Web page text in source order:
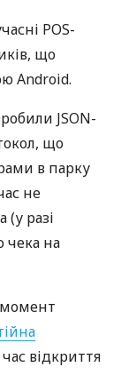
POS-
що
Android.
JSON-
що
в парку
не
(у разі
чека на
відкриття